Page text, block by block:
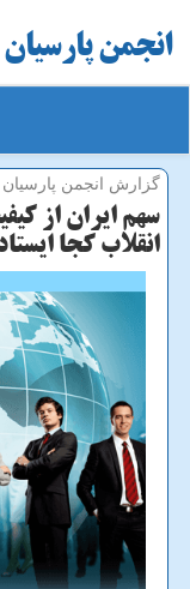
انجمن پارسیان
گزارش انجمن پارسیان
سهم ایران از
انقلاب كجا